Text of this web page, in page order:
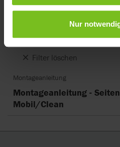
Nur
Dokumente
Filter für Dokumente
Filter löschen
Montageanleitung
Montageanleitung -
Mobil/Clean